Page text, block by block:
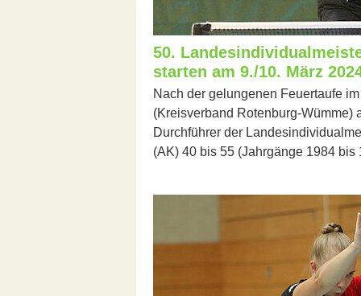
50.
starten am 9./10. März
Nach der gelungenen Feuertaufe
(Kreisverband Rotenburg-Wümme)
Durchführer der
(AK) 40 bis 55 (Jahrgänge 1984 bis